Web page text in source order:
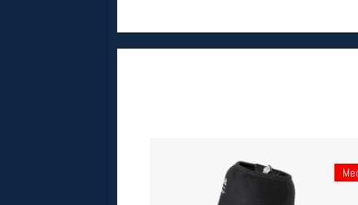
Lørdag:
11-16
Om verkstedet
Følg oss på